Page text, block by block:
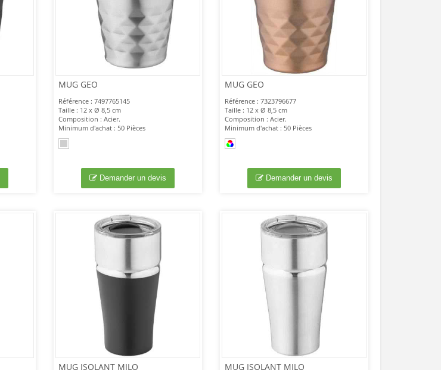
MUG GEO
Référence : 7497765145
Taille : 12 x Ø 8,5 cm
Composition : Acier.
Minimum d'achat : 50 Pièces
Demander un devis
MUG GEO
Référence : 7323796677
Taille : 12 x Ø 8,5 cm
Composition : Acier.
Minimum d'achat : 50 Pièces
Demander un devis
MUG ISOLANT MILO MUG ISOLANT MILO